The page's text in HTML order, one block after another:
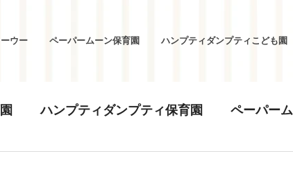
ウー ペーパームーン保育園 ハンプティダンプティこども園
ハンプティダンプティ保育園 ペーパー